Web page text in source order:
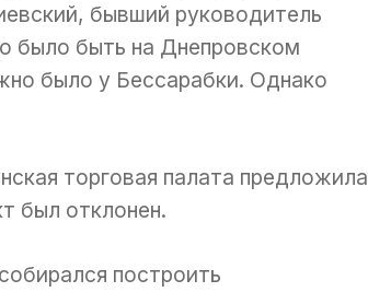
бывший руководитель
было быть на Днепровском
было у Бессарабки. Однако
торговая палата предложила
был отклонен.
построить